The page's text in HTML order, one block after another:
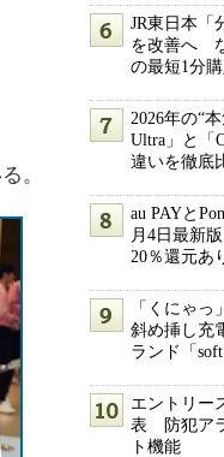
。
JR東日本「
を改善へ
の最短1分
2026年の“
Ultra」と「
違いを徹底
au PAYと
月4日最新
20％還元あ
「くにゃ
斜め挿し充
ランド「
エントリー
表 防犯ア
ト機能